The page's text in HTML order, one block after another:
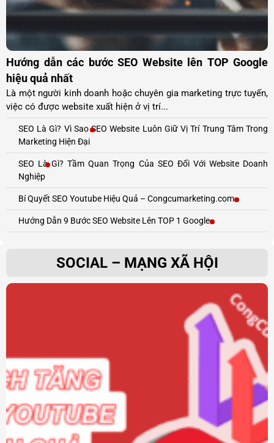
Hướng dẫn các bước SEO Website lên TOP Google
hiệu quả nhất
Là một người kinh doanh hoặc chuyên gia marketing trực tuyến,
việc có được website xuất hiện ở vị trí...
SEO Là Gì? Vì Sao SEO Website Luôn Giữ Vị Trí Trung Tâm Trong
Marketing Hiện Đại
SEO Là Gì? Tầm Quan Trọng Của SEO Đối Với Website Doanh
Nghiệp
Bí Quyết SEO Youtube Hiệu Quả – Congcumarketing.com
Hướng Dẫn 9 Bước SEO Website Lên TOP 1 Google
SOCIAL – MẠNG XÃ HỘI